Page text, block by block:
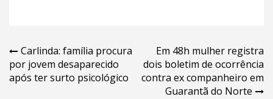
Navegação
de
Carlinda: família procura
por jovem desaparecido
após ter surto psicológico
Em 48h mulher registra
dois boletim de ocorrência
contra ex companheiro em
Guarantã do Norte